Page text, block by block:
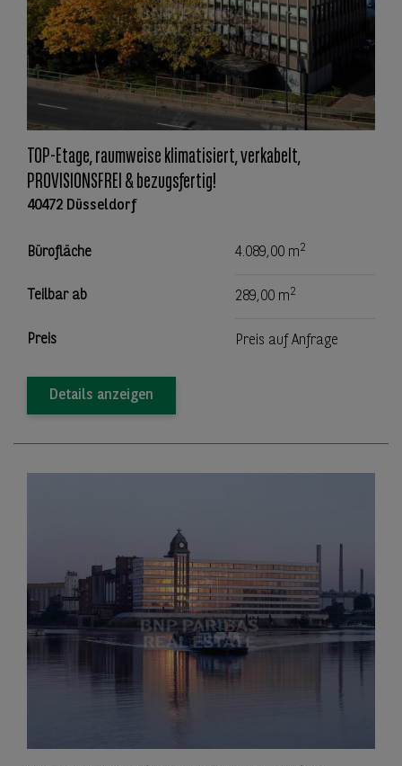
TOP-Etage, raumweise klimatisiert, verkabelt,
PROVISIONSFREI & bezugsfertig!
40472 Düsseldorf
Bürofläche 4.089,00 m2
Teilbar ab 289,00 m2
Preis Preis auf Anfrage
Details anzeigen